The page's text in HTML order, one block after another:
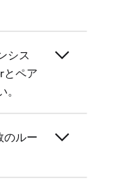
シス
ペア
ルー